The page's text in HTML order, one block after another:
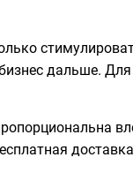
дальше.